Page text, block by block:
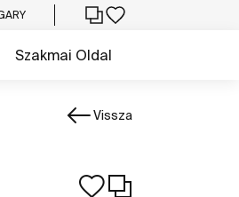
Szakmai Oldal
Vissza